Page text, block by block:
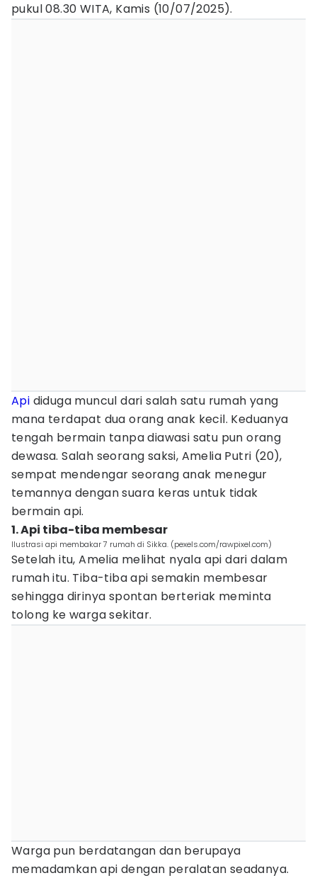
pukul 08.30 WITA, Kamis (10/07/2025).
Api diduga muncul dari salah satu rumah yang
mana terdapat dua orang anak kecil. Keduanya
tengah bermain tanpa diawasi satu pun orang
dewasa. Salah seorang saksi, Amelia Putri (20),
sempat mendengar seorang anak menegur
temannya dengan suara keras untuk tidak
bermain api.
1. Api tiba-tiba membesar
Ilustrasi api membakar 7 rumah di Sikka. (pexels.com/rawpixel.com)
Setelah itu, Amelia melihat nyala api dari dalam
rumah itu. Tiba-tiba api semakin membesar
sehingga dirinya spontan berteriak meminta
tolong ke warga sekitar.
Warga pun berdatangan dan berupaya
memadamkan api dengan peralatan seadanya.